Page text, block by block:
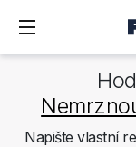
Napište vlastní